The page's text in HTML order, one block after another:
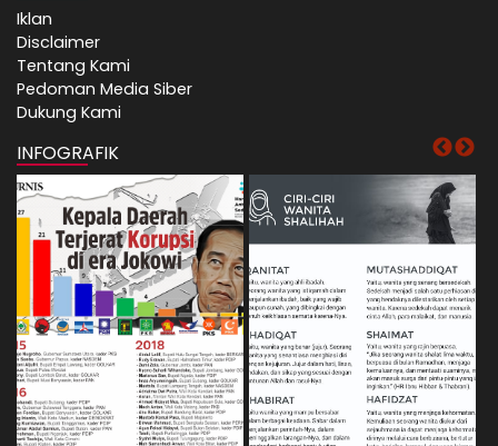
Iklan
Disclaimer
Tentang Kami
Pedoman Media Siber
Dukung Kami
INFOGRAFIK